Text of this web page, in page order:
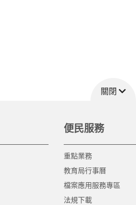
關閉
便民服務
重點業務
教育局行事曆
檔案應用服務專區
法規下載